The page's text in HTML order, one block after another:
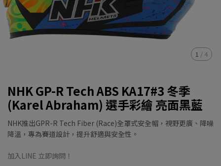
1 / 4
NHK GP-R Tech ABS KA17#3 冬季
(Karel Abraham) 選手彩繪 亮面黑藍
NHK推出GPR-R Tech Fiber (Race)全罩式安全帽，視野更廣、降噪
降溫，專為賽道設計，提升舒適與安全性。
加入LINE 立即詢問！